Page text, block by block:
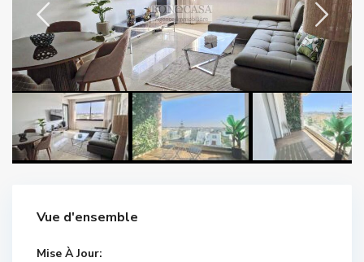
Vue d'ensemble
Mise À Jour: